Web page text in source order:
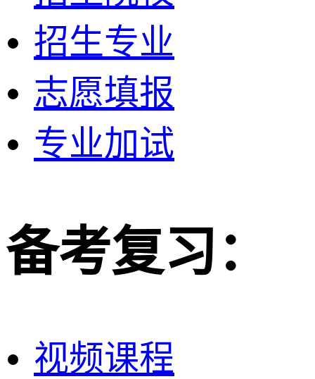
招生专业
志愿填报
专业加试
备考复习：
视频课程